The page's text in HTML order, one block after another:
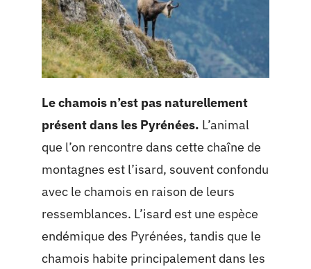
Le chamois n’est pas naturellement
présent dans les Pyrénées. L’animal
que l’on rencontre dans cette chaîne de
montagnes est l’isard, souvent confondu
avec le chamois en raison de leurs
ressemblances. L’isard est une espèce
endémique des Pyrénées, tandis que le
chamois habite principalement dans les